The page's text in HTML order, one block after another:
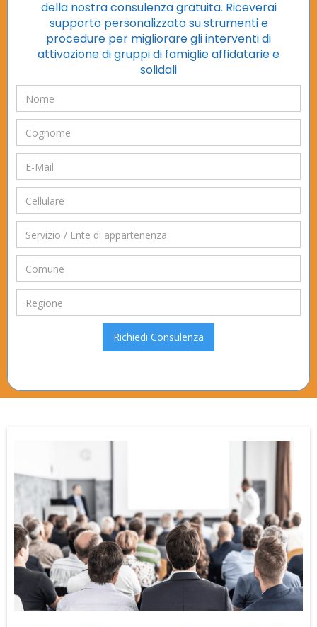
della nostra consulenza gratuita. Riceverai
supporto personalizzato su strumenti e
procedure per migliorare gli interventi di
attivazione di gruppi di famiglie affidatarie e
solidali